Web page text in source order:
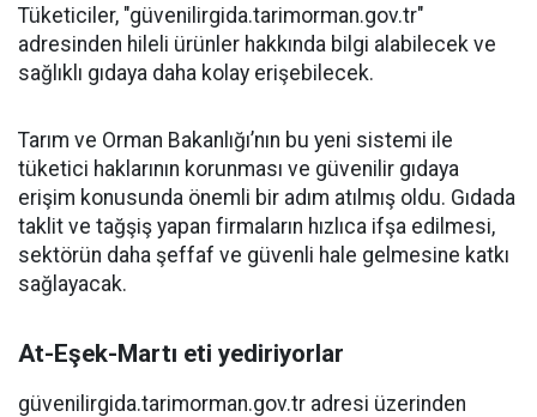
Tüketiciler, "güvenilirgida.tarimorman.gov.tr"
adresinden hileli ürünler hakkında bilgi alabilecek ve
sağlıklı gıdaya daha kolay erişebilecek.
Tarım ve Orman Bakanlığı’nın bu yeni sistemi ile
tüketici haklarının korunması ve güvenilir gıdaya
erişim konusunda önemli bir adım atılmış oldu. Gıdada
taklit ve tağşiş yapan firmaların hızlıca ifşa edilmesi,
sektörün daha şeffaf ve güvenli hale gelmesine katkı
sağlayacak.
At-Eşek-Martı eti yediriyorlar
güvenilirgida.tarimorman.gov.tr adresi üzerinden